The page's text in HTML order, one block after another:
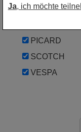
FAMULUS
PICARD
SCOTCH
VESPA
Ja, ich möchte